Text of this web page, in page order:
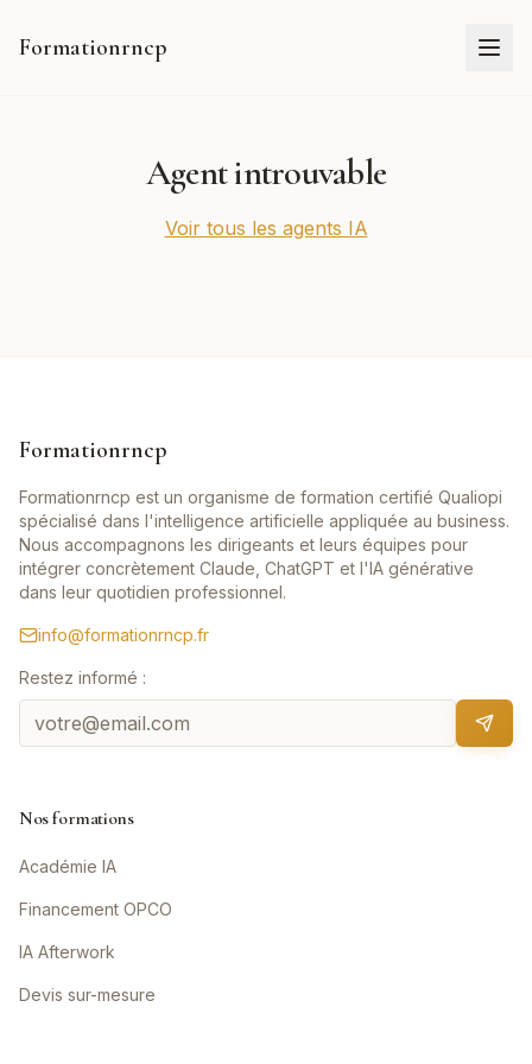
Formationrncp
Agent introuvable
Voir tous les agents IA
Formationrncp
Formationrncp est un organisme de formation certifié Qualiopi
spécialisé dans l'intelligence artificielle appliquée au business.
Nous accompagnons les dirigeants et leurs équipes pour
intégrer concrètement Claude, ChatGPT et l'IA générative
dans leur quotidien professionnel.
info@formationrncp.fr
Restez informé :
Nos formations
Académie IA
Financement OPCO
IA Afterwork
Devis sur-mesure